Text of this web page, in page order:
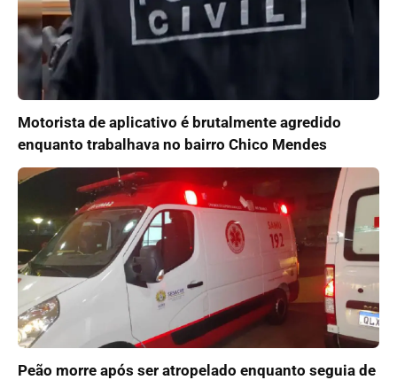
Motorista de aplicativo é brutalmente agredido
enquanto trabalhava no bairro Chico Mendes
Peão morre após ser atropelado enquanto seguia de